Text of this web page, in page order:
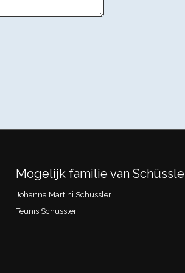
Mogelijk familie van
Johanna Martini Schussler
Teunis Schüssler